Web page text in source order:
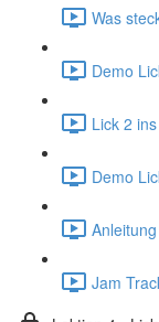
Was
Demo
Lick 2
Demo
Jam